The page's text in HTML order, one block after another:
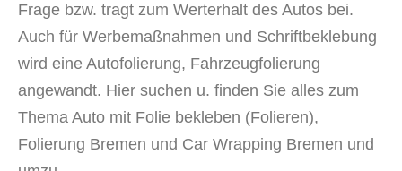
Frage bzw. tragt zum Werterhalt des Autos bei.
Auch für Werbemaßnahmen und Schriftbeklebung
wird eine Autofolierung, Fahrzeugfolierung
angewandt. Hier suchen u. finden Sie alles zum
Thema Auto mit Folie bekleben (Folieren),
Folierung Bremen und Car Wrapping Bremen und